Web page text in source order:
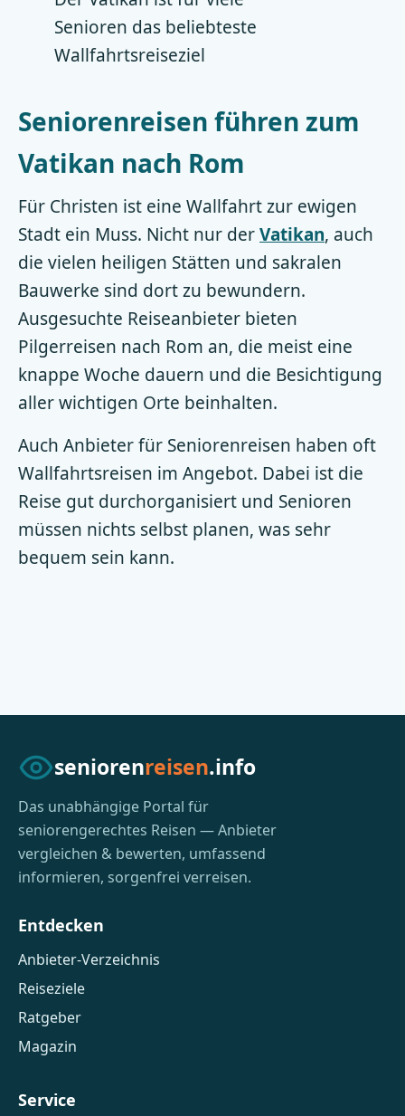
Senioren das beliebteste
Wallfahrtsreiseziel
Seniorenreisen führen zum
Vatikan nach Rom
Für Christen ist eine Wallfahrt zur ewigen
Stadt ein Muss. Nicht nur derVatikan, auch
die vielen heiligen Stätten und sakralen
Bauwerke sind dort zu bewundern.
Ausgesuchte Reiseanbieter bieten
Pilgerreisen nach Rom an, die meist eine
knappe Woche dauern und die Besichtigung
aller wichtigen Orte beinhalten.
Auch Anbieter für Seniorenreisen haben oft
Wallfahrtsreisen im Angebot. Dabei ist die
Reise gut durchorganisiert und Senioren
müssen nichts selbst planen, was sehr
bequem sein kann.
seniorenreisen.info
Das unabhängige Portal für
seniorengerechtes Reisen — Anbieter
vergleichen & bewerten, umfassend
informieren, sorgenfrei verreisen.
Entdecken
Anbieter-Verzeichnis
Reiseziele
Ratgeber
Magazin
Service